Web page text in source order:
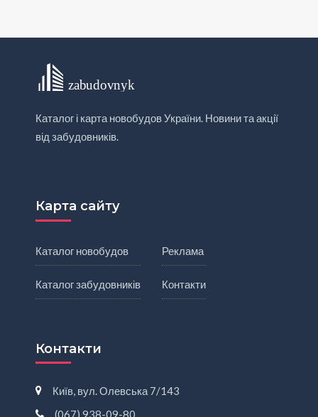
Каталог і карта новобудов України. Новини та акції
від забудовників.
Карта сайту
Каталог новобудов
Каталог забудовників
Реклама
Контакти
Контакти
Київ, вул. Олевська 7/143
(067) 938-09-80